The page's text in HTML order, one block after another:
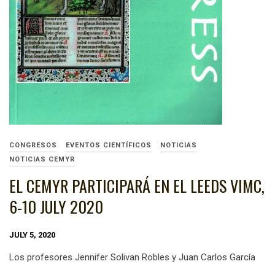
CONGRESOS EVENTOS CIENTÍFICOS
NOTICIAS
NOTICIAS CEMYR
EL CEMYR PARTICIPARÁ EN EL LEEDS VIMC,
6-10 JULY 2020
JULY 5, 2020
Los profesores Jennifer Solivan Robles y Juan Carlos García